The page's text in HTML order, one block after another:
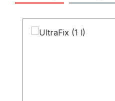
Produktgalerie